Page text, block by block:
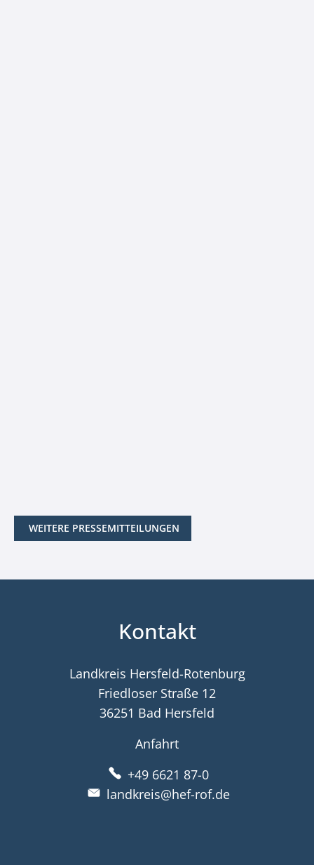
WEITERE PRESSEMITTEILUNGEN
Kontakt
Landkreis Hersfeld-Rotenburg
Friedloser Straße 12
36251 Bad Hersfeld
Anfahrt
+49 6621 87-0
landkreis@hef-rof.de